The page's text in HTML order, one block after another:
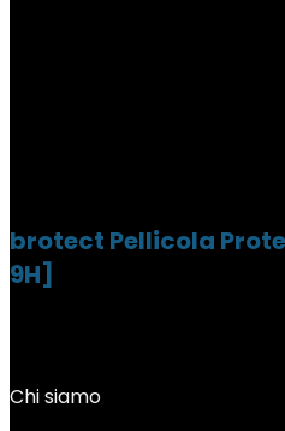
brotect Pellicola
9H]
Chi siamo